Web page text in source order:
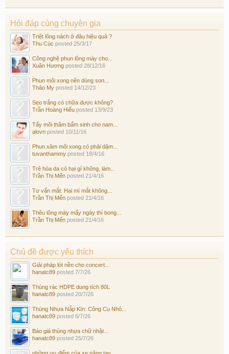
Hỏi đáp cùng chuyên gia
Triệt lông nách ở đâu hiệu quả ?
Thu Cúc posted 25/3/17
Công nghệ phun lông mày cho...
Xuân Hương posted 28/12/16
Phun môi xong nên dùng son...
Thảo My posted 14/12/23
Sẹo trắng có chữa được không?
Trần Hoàng Hiếu posted 13/9/23
Tẩy môi thâm bẩm sinh cho nam...
alovn posted 10/11/16
Phun xăm môi xong có phải dặm...
tuvanthammy posted 18/4/16
Trẻ hóa da có hại gì không, làm...
Trần Thị Mến posted 21/4/16
Tư vấn mắt: Hai mí mắt không...
Trần Thị Mến posted 21/4/16
Thêu lông mày mấy ngày thì bong...
Trần Thị Mến posted 21/4/16
Chủ đề được yêu thích
Giải pháp lót nền cho concert...
hanatc89 posted 7/7/26
Thùng rác HDPE dung tích 80L
hanatc89 posted 20/7/26
Thùng Nhựa Nắp Kín: Công Cụ Nhỏ...
hanatc89 posted 6/7/26
Báo giá thùng nhựa chữ nhật...
hanatc89 posted 25/7/26
những ưu điểm của xe nâng tay...